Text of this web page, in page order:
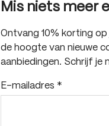
Mis niets meer
Ontvang 10% korting
de hoogte van nieuwe
aanbiedingen. Schrijf je
E-mailadres *